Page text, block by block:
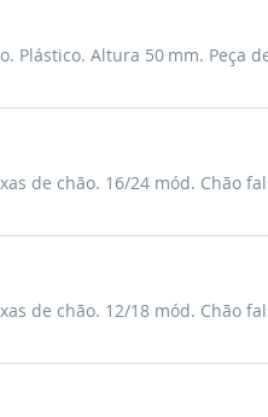
Plástico. Altura 50 mm. Peça
de chão. 16/24 mód. Chão
de chão. 12/18 mód. Chão